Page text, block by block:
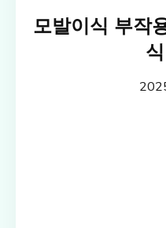
모발이식 부작